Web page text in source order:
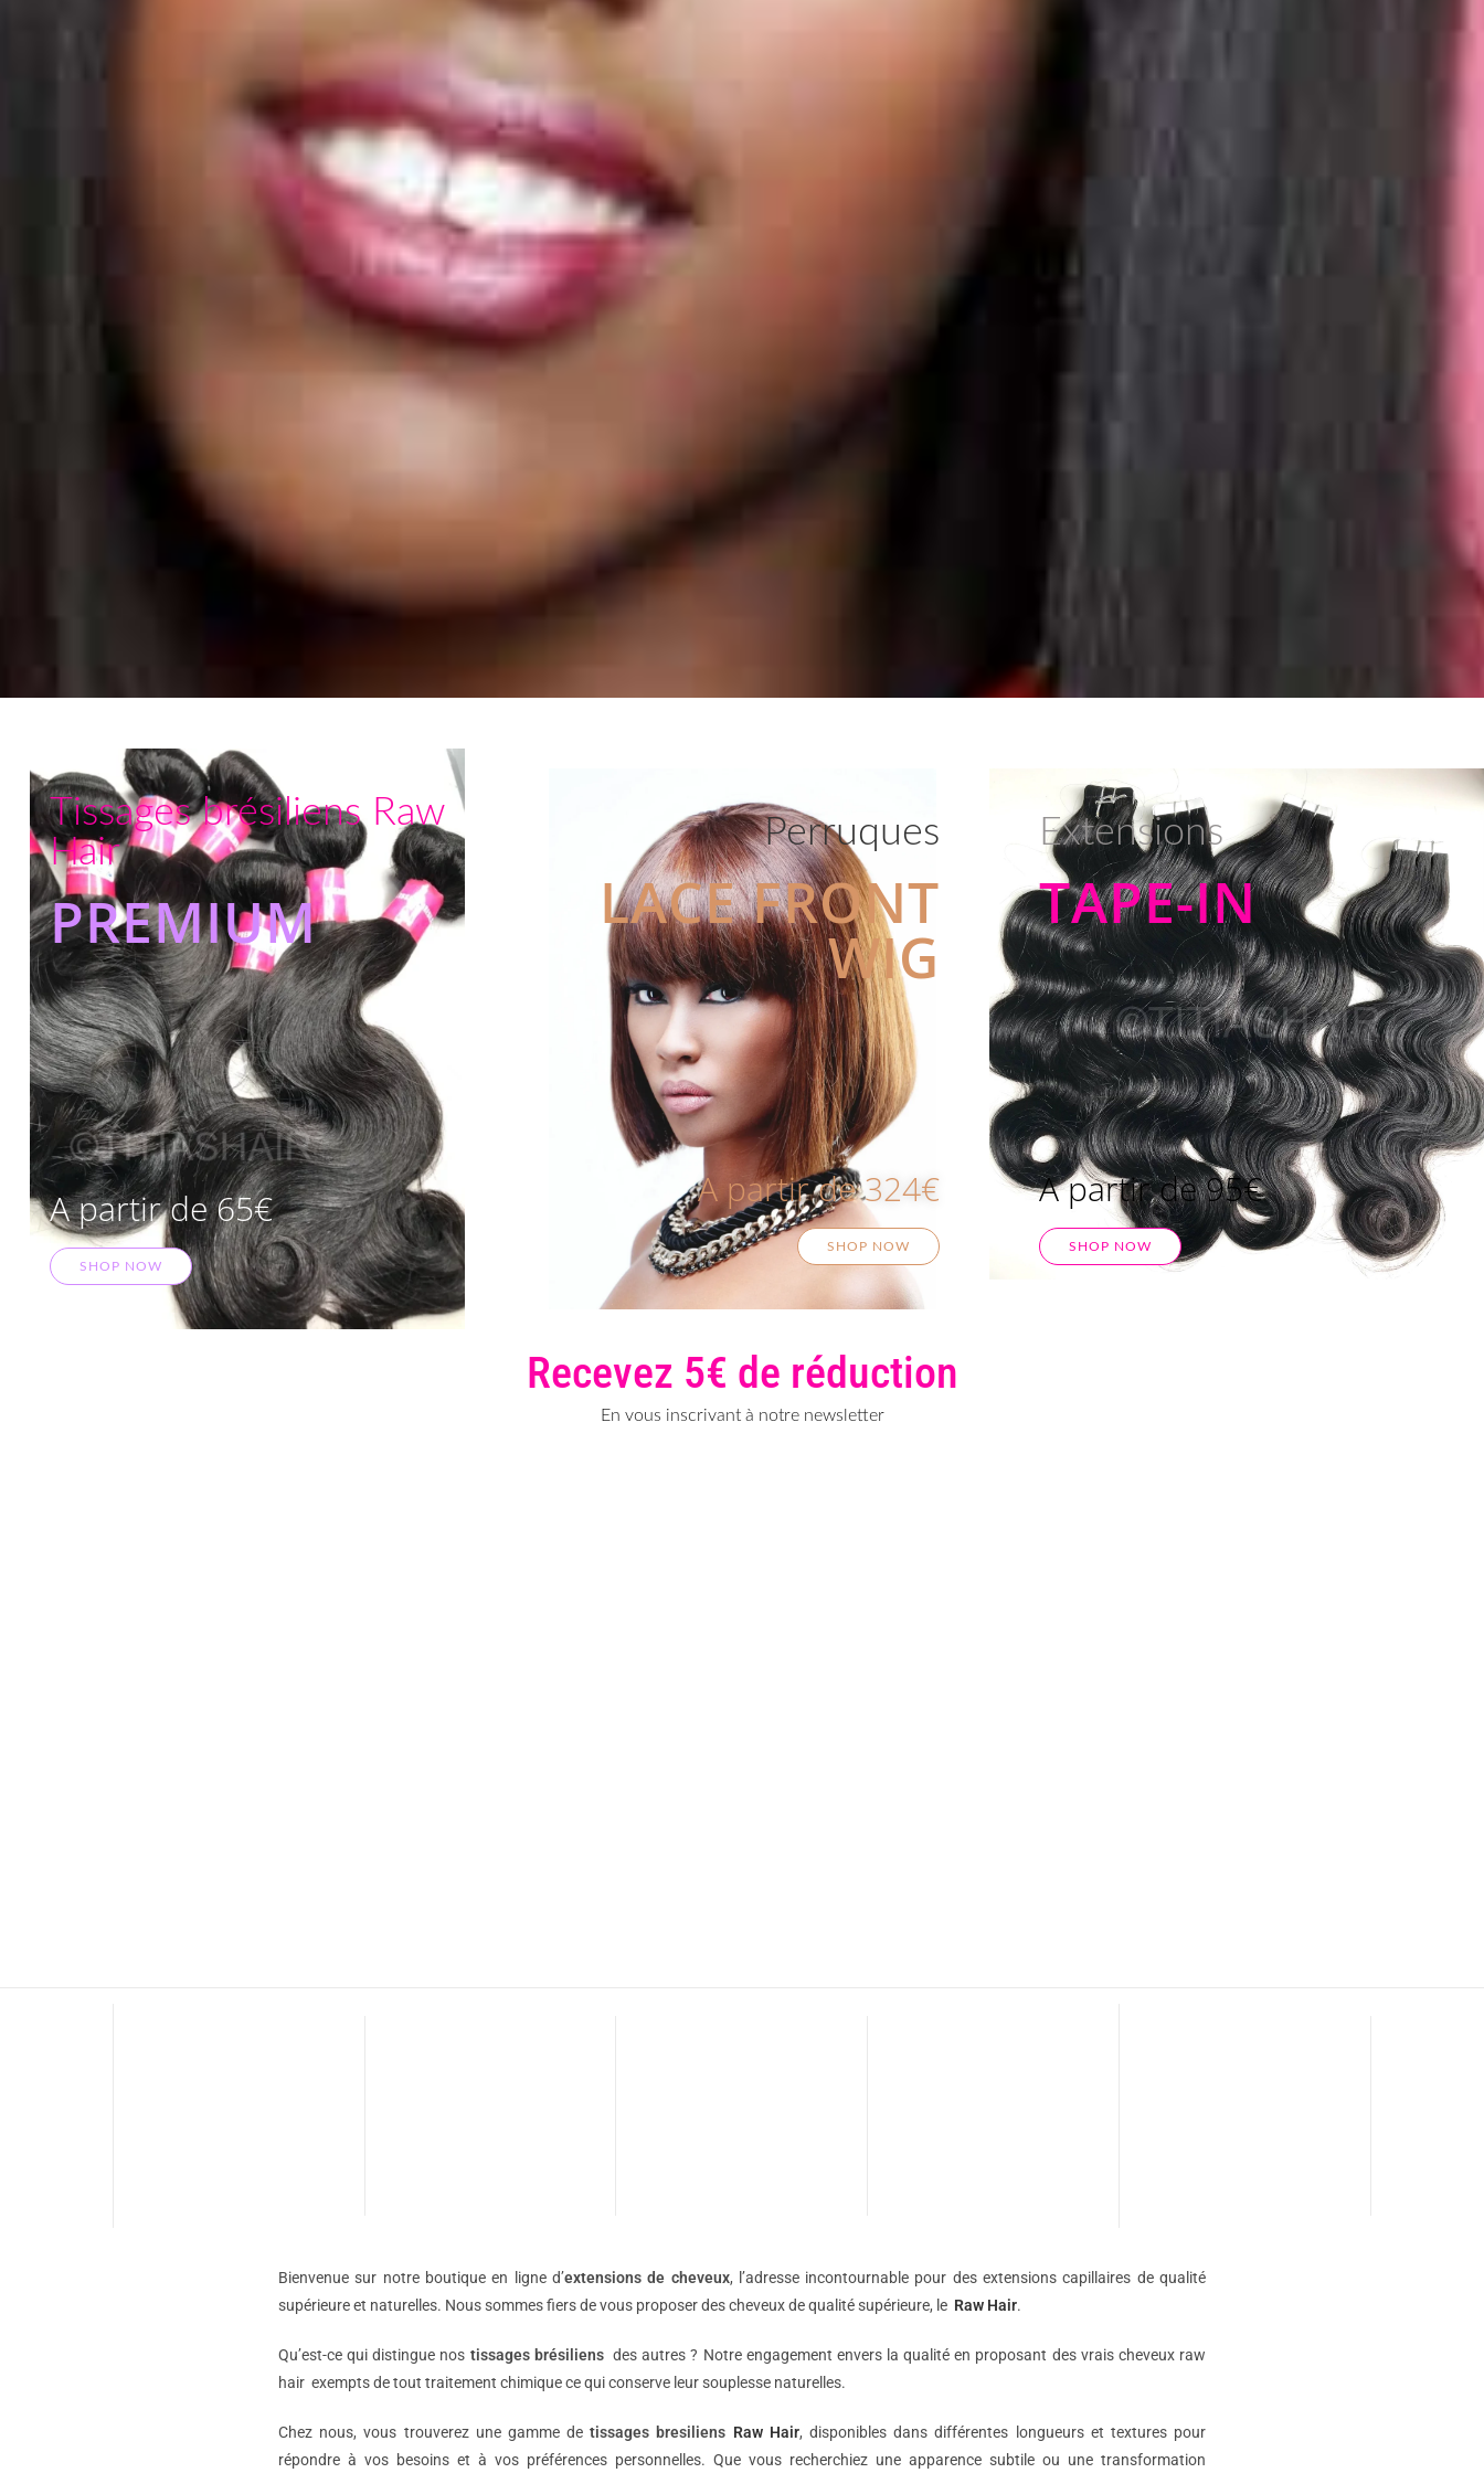
Tissages brésiliens Raw
Hair
PREMIUM
A partir de 65€
SHOP NOW
Perruques
LACE FRONT
WIG
A partir de 324€
SHOP NOW
Extensions
TAPE-IN
A partir de 95€
SHOP NOW
Recevez 5€ de réduction
En vous inscrivant à notre newsletter
Bienvenue sur notre boutique en ligne d’extensions de cheveux, l’adresse incontournable pour des extensions capillaires de qualité
supérieure et naturelles. Nous sommes fiers de vous proposer des cheveux de qualité supérieure, le Raw Hair.
Qu’est-ce qui distingue nos tissages brésiliensdes autres ? Notre engagement envers la qualité en proposant des vrais cheveux raw
hair exempts de tout traitement chimique ce qui conserve leur souplesse naturelles.
Chez nous, vous trouverez une gamme detissages bresiliens Raw Hair, disponibles dans différentes longueurs et textures pour
répondre à vos besoins et à vos préférences personnelles. Que vous recherchiez une apparence subtile ou une transformation